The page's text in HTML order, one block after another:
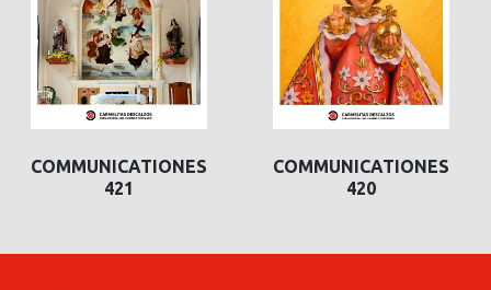
COMMUNICATIONES
421
COMMUNICATIONES
420
COMMUNICATIONES